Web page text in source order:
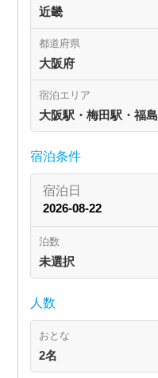
近畿
都道府県
大阪府
宿泊エリア
大阪駅・梅田駅・福島
宿泊条件
泊数
未選択
人数
おとな
2名